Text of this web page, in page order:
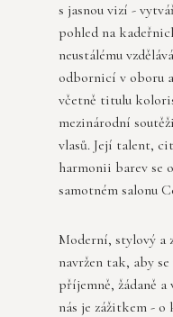
s jasnou vizí -
pohled na
neustálému
odbornicí v oboru
včetně titulu
mezinárodní
vlasů. Její talent,
harmonii barev se
samotném salonu
Moderní, stylový a
navržen tak, aby
příjemně, žádaně a
nás je zážitkem - o